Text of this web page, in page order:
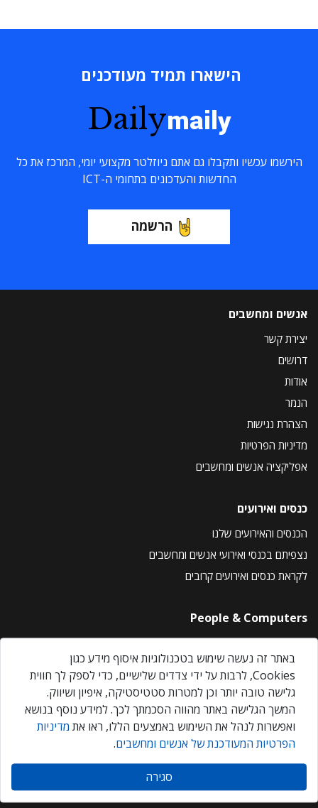
הישארו תמיד מעודכנים
Dailymaily
הירשמו עכשיו ותקבלו גם אתם ניוזלטר מקצועי יומי, המרכז את כל
החדשות והעדכונים בתחומי ה-ICT
הרשמה
אנשים ומחשבים
יצירת קשר
דרושים
אודות
הנמר
הצהרת נגישות
מדיניות הפרטיות
אפליקציה אנשים ומחשבים
כנסים ואירועים
הכנסים והאירועים שלנו
נצפיתם בכנסי ואירועי אנשים ומחשבים
לקראת כנסים ואירועים קרובים
People & Computers
About Us
Privacy Policy
Contact Us
Our Events
אנשים ומחשבים © 2026 – כל הזכויות שמורות
באתר זה נעשה שימוש בטכנולוגיות איסוף מידע כגון
Cookies, לרבות על ידי צדדים שלישיים, כדי לספק לך חווית
גלישה טובה יותר וכן למטרות סטטיסטיקה, איפיון ושיווק.
המשך הגלישה באתר מהווה הסכמתך לכך. למידע נוסף בנושא
ואפשרות לנהל את השימוש באמצעים הללו, ראו את מדיניות
הפרטיות המעודכנת של אנשים ומחשבים.
סגירה